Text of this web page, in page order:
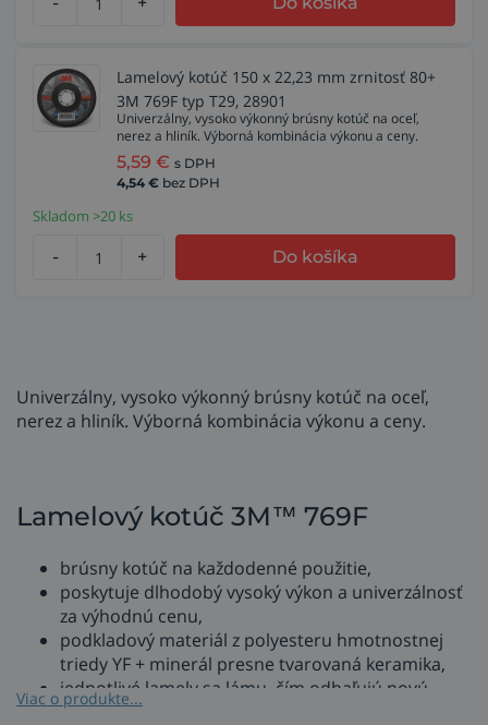
Lamelový kotúč 150 x 22,23 mm zrnitosť 80+
3M 769F typ T29, 28901
Univerzálny, vysoko výkonný brúsny kotúč na oceľ,
nerez a hliník. Výborná kombinácia výkonu a ceny.
5,59 € s DPH
4,54 € bez DPH
Skladom >20 ks
- + Do košíka
Univerzálny, vysoko výkonný brúsny kotúč na oceľ,
nerez a hliník. Výborná kombinácia výkonu a ceny.
Lamelový kotúč 3M™ 769F
brúsny kotúč na každodenné použitie,
poskytuje dlhodobý vysoký výkon a univerzálnosť
za výhodnú cenu,
podkladový materiál z polyesteru hmotnostnej
triedy YF + minerál presne tvarovaná keramika,
jednotlivé lamely sa lámu, čím odhaľujú novú
vrstvu materiálu, čo umožňuje nemennú rýchlosť
Viac o produkte...